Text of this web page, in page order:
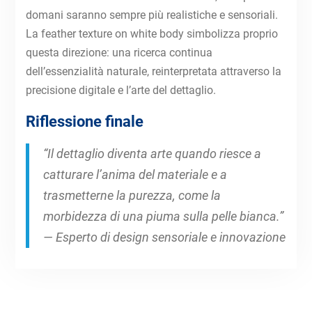
domani saranno sempre più realistiche e sensoriali.
La feather texture on white body simbolizza proprio
questa direzione: una ricerca continua
dell’essenzialità naturale, reinterpretata attraverso la
precisione digitale e l’arte del dettaglio.
Riflessione finale
“Il dettaglio diventa arte quando riesce a
catturare l’anima del materiale e a
trasmetterne la purezza, come la
morbidezza di una piuma sulla pelle bianca.”
— Esperto di design sensoriale e innovazione